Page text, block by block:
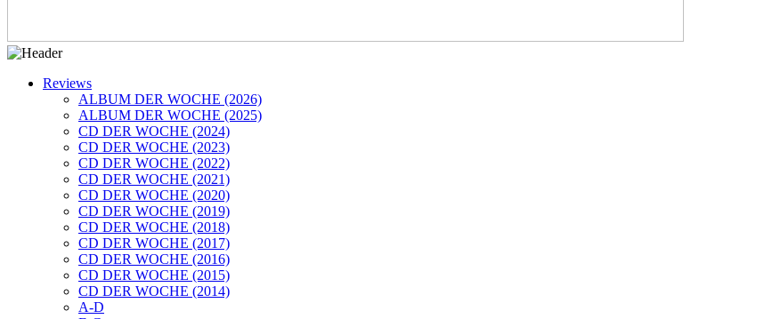
Reviews
ALBUM DER WOCHE (2026)
ALBUM DER WOCHE (2025)
CD DER WOCHE (2024)
CD DER WOCHE (2023)
CD DER WOCHE (2022)
CD DER WOCHE (2021)
CD DER WOCHE (2020)
CD DER WOCHE (2019)
CD DER WOCHE (2018)
CD DER WOCHE (2017)
CD DER WOCHE (2016)
CD DER WOCHE (2015)
CD DER WOCHE (2014)
A-D